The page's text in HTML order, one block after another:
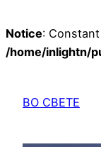
Notice: Constant
/home/inlightn/
содержимому
ВО СВЕТЕ